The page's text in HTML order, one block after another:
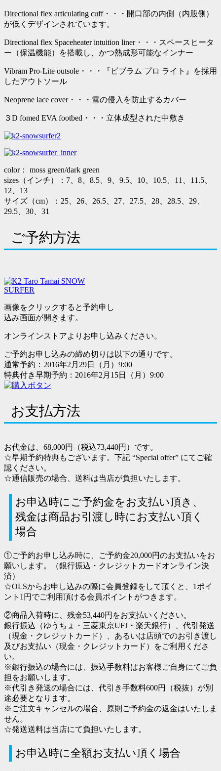
Directional flex articulating cuff・・・開口部の内側（内股側）
が低くデザインされています。
Directional flex Spaceheater intuition liner・・・スペースヒータ
ー（保温機能）を搭載し、かつ熱成形可能なインナー
Vibram Pro-Lite outsole・・・『ビブラム プロ ライト』を採用
したアウトソール
Neoprene lace cover・・・雪の侵入を防止するカバー
３D fomed EVA footbed・・・立体成型された中敷き
color： moss green/dark green
sizes（インチ）：7、8、8.5、9、9.5、10、10.5、11、11.5、
12、13
サイズ（cm）：25、26、26.5、27、27.5、28、28.5、29、
29.5、30、31
ご予約方法
画像をクリックすると予約申し
込み画面が開きます。
オンラインストアよりお申し込みください。
ご予約お申し込みの締め切りは以下の通りです。
通常予約：2016年2月29日（月）9:00
特典付き早期予約：2016年2月15日（月）9:00
お支払方法
お代金は、68,000円（税込73,440円）です。
☆早期予約特典もございます。下記 “Special offer” にてご確
認ください。
☆通信販売の場合、送料は当店が負担いたします。
お申込時にご予約金をお支払い頂き、
残金は商品お引渡し時にお支払い頂く
場合
①ご予約お申し込み時に、ご予約金20,000円のお支払いをお
願いします。（銀行振込・クレジットカードオンライン決
済）
☆OLSからお申し込みの際に会員登録をして頂くと、1ポイ
ント1円でご利用頂ける会員ポイントがつきます。
②商品入荷時に、残金53,440円をお支払いください。
銀行振込（ゆうちょ・三菱東京UFJ・楽天銀行）、代引発送
（現金・クレジットカード）、あるいは店頭でのお引き渡し
及びお支払い（現金・クレジットカード）をご利用くださ
い。
※銀行振込の場合には、振込手数料はお客様ご自身にてご負
担をお願いします。
※代引き発送の場合には、代引き手数料600円（税抜）が別
途必要となります。
※ご注文キャンセルの場合、原則ご予約金の返金はいたしま
せん。
☆発送送料は当店にて負担いたします。
お申込時に全額お支払い頂く場合